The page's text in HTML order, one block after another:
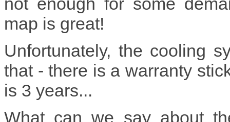
map is great!
Unfortunately, the cooling
that - there is a warranty
is 3 years...
What can we say about